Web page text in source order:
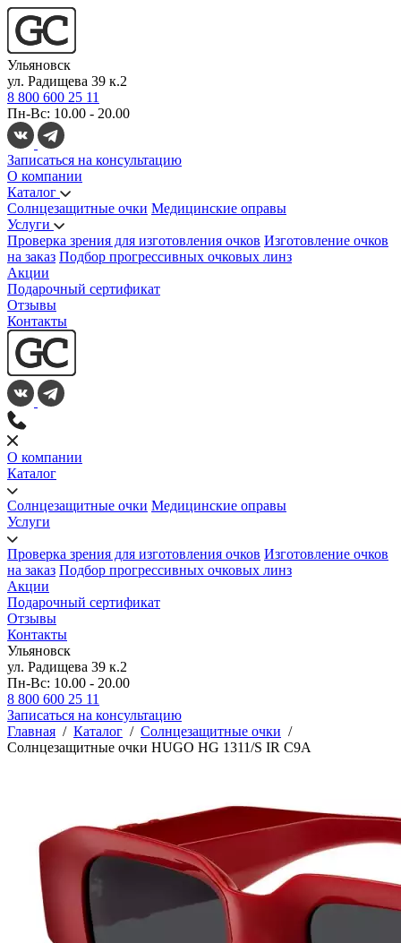
Ульяновск
ул. Радищева 39 к.2
8 800 600 25 11
Пн-Вс: 10.00 - 20.00
Записаться на консультацию
О компании
Каталог
Солнцезащитные очки Медицинские оправы
Услуги
Проверка зрения для изготовления очков Изготовление очков
на заказ Подбор прогрессивных очковых линз
Акции
Подарочный сертификат
Отзывы
Контакты
О компании
Каталог
Солнцезащитные очки Медицинские оправы
Услуги
Проверка зрения для изготовления очков Изготовление очков
на заказ Подбор прогрессивных очковых линз
Акции
Подарочный сертификат
Отзывы
Контакты
Ульяновск
ул. Радищева 39 к.2
Пн-Вс: 10.00 - 20.00
8 800 600 25 11
Записаться на консультацию
Главная / Каталог / Солнцезащитные очки /
Солнцезащитные очки HUGO HG 1311/S IR C9A